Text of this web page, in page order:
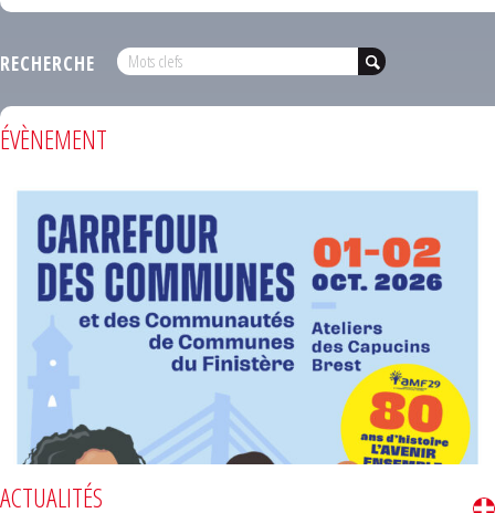
RECHERCHE
ÉVÈNEMENT
ACTUALITÉS